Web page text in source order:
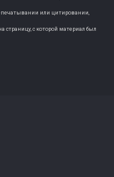
или цитировании,
страницу, с которой материал был